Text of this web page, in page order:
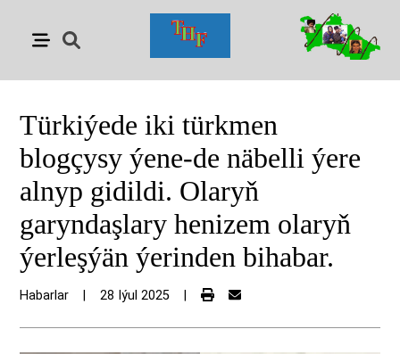
Türkiýede iki türkmen
blogçysy ýene-de näbelli ýere
alnyp gidildi. Olaryň
garyndaşlary henizem olaryň
ýerleşýän ýerinden bihabar.
Habarlar 28 Iýul 2025